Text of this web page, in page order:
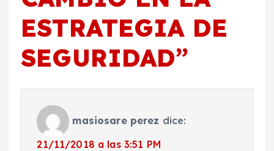
ESTRATEGIA DE
SEGURIDAD”
masiosare perez dice:
21/11/2018 a las 3:51 PM